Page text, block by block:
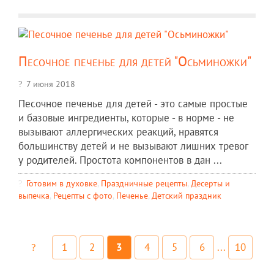
Песочное печенье для детей "Осьминожки"
7 июня 2018
Песочное печенье для детей - это самые простые
и базовые ингредиенты, которые - в норме - не
вызывают аллергических реакций, нравятся
большинству детей и не вызывают лишних тревог
у родителей. Простота компонентов в дан ...
Готовим в духовке, Праздничные рецепты, Десерты и
выпечка, Рецепты c фото, Печенье, Детский праздник
1 2 3 4 5 6 ... 10